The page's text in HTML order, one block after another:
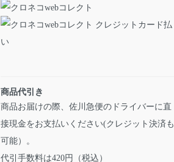
商品代引き
商品お届けの際、佐川急便のドライバーに直
接現金をお支払いください(クレジット決済も
可能）。
代引手数料は420円（税込）